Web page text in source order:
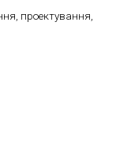
проектування,